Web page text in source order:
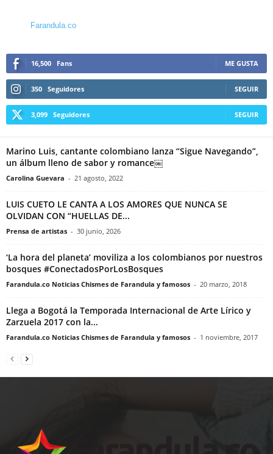
Farandula.co
16,500 Fans ME GUSTA
350 Seguidores SEGUIR
3,099 Seguidores SEGUIR
Marino Luis, cantante colombiano lanza “Sigue Navegando”,
un álbum lleno de sabor y romance￼
Carolina Guevara - 21 agosto, 2022
LUIS CUETO LE CANTA A LOS AMORES QUE NUNCA SE
OLVIDAN CON “HUELLAS DE...
Prensa de artistas - 30 junio, 2026
‘La hora del planeta’ moviliza a los colombianos por nuestros
bosques #ConectadosPorLosBosques
Farandula.co Noticias Chismes de Farandula y famosos - 20 marzo, 2018
Llega a Bogotá la Temporada Internacional de Arte Lírico y
Zarzuela 2017 con la...
Farandula.co Noticias Chismes de Farandula y famosos - 1 noviembre, 2017